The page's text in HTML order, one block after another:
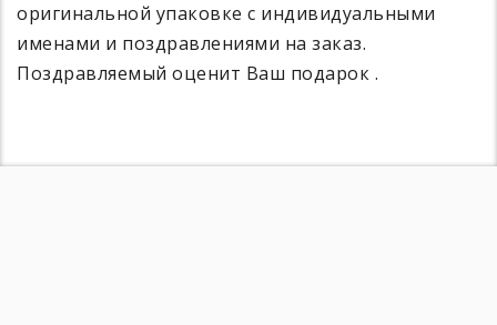
оригинальной упаковке с индивидуальными
именами и поздравлениями на заказ.
Поздравляемый оценит Ваш подарок .